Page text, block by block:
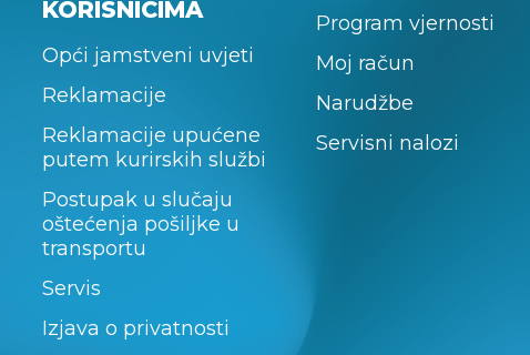
KORISNICIMA
Opći jamstveni uvjeti
Reklamacije
Reklamacije upućene
putem kurirskih službi
Postupak u slučaju
oštećenja pošiljke u
transportu
Servis
Izjava o privatnosti
Program vjernosti
Moj račun
Narudžbe
Servisni nalozi